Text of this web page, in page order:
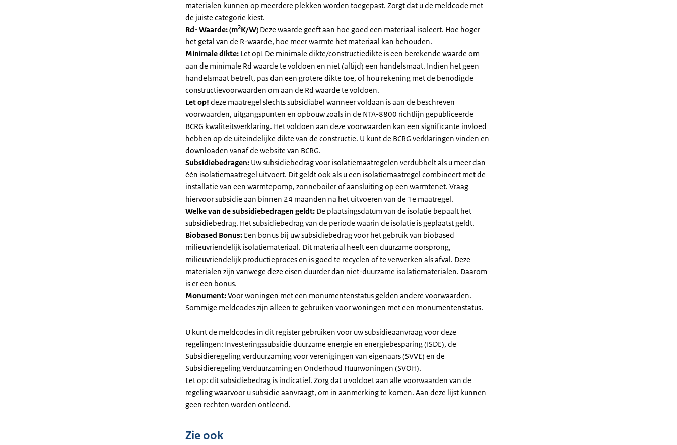
materialen kunnen op meerdere plekken worden toegepast. Zorgt dat u de meldcode met
de juiste categorie kiest.
Rd- Waarde: (m2K/W) Deze waarde geeft aan hoe goed een materiaal isoleert. Hoe hoger
het getal van de R-waarde, hoe meer warmte het materiaal kan behouden.
Minimale dikte: Let op! De minimale dikte/constructiedikte is een berekende waarde om
aan de minimale Rd waarde te voldoen en niet (altijd) een handelsmaat. Indien het geen
handelsmaat betreft, pas dan een grotere dikte toe, of hou rekening met de benodigde
constructievoorwaarden om aan de Rd waarde te voldoen.
Let op! deze maatregel slechts subsidiabel wanneer voldaan is aan de beschreven
voorwaarden, uitgangspunten en opbouw zoals in de NTA-8800 richtlijn gepubliceerde
BCRG kwaliteitsverklaring. Het voldoen aan deze voorwaarden kan een significante invloed
hebben op de uiteindelijke dikte van de constructie. U kunt de BCRG verklaringen vinden en
downloaden vanaf de website van BCRG.
Subsidiebedragen: Uw subsidiebedrag voor isolatiemaatregelen verdubbelt als u meer dan
één isolatiemaatregel uitvoert. Dit geldt ook als u een isolatiemaatregel combineert met de
installatie van een warmtepomp, zonneboiler of aansluiting op een warmtenet. Vraag
hiervoor subsidie aan binnen 24 maanden na het uitvoeren van de 1e maatregel.
Welke van de subsidiebedragen geldt: De plaatsingsdatum van de isolatie bepaalt het
subsidiebedrag. Het subsidiebedrag van de periode waarin de isolatie is geplaatst geldt.
Biobased Bonus: Een bonus bij uw subsidiebedrag voor het gebruik van biobased
milieuvriendelijk isolatiemateriaal. Dit materiaal heeft een duurzame oorsprong,
milieuvriendelijk productieproces en is goed te recyclen of te verwerken als afval. Deze
materialen zijn vanwege deze eisen duurder dan niet-duurzame isolatiematerialen. Daarom
is er een bonus.
Monument:Voor woningen met een monumentenstatus gelden andere voorwaarden.
Sommige meldcodes zijn alleen te gebruiken voor woningen met een monumentenstatus.
U kunt de meldcodes in dit register gebruiken voor uw subsidieaanvraag voor deze
regelingen: Investeringssubsidie duurzame energie en energiebesparing (ISDE), de
Subsidieregeling verduurzaming voor verenigingen van eigenaars (SVVE) en de
Subsidieregeling Verduurzaming en Onderhoud Huurwoningen (SVOH).
Let op: dit subsidiebedrag is indicatief. Zorg dat u voldoet aan alle voorwaarden van de
regeling waarvoor u subsidie aanvraagt, om in aanmerking te komen. Aan deze lijst kunnen
geen rechten worden ontleend.
Zie ook